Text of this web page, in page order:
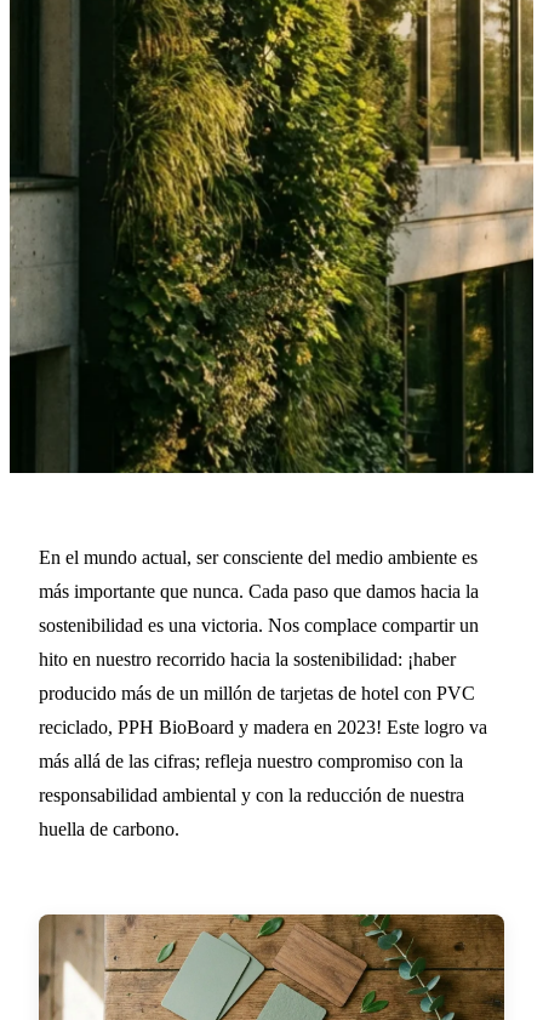
Celebrando la
sostenibilidad: Un hito en la
producción de tarjetas de
hotel
2 MIN DE LECTURA
En el mundo actual, ser consciente del medio ambiente es
más importante que nunca. Cada paso que damos hacia la
sostenibilidad es una victoria. Nos complace compartir un
hito en nuestro recorrido hacia la sostenibilidad: ¡haber
producido más de un millón de tarjetas de hotel con PVC
reciclado, PPH BioBoard y madera en 2023! Este logro va
más allá de las cifras; refleja nuestro compromiso con la
responsabilidad ambiental y con la reducción de nuestra
huella de carbono.